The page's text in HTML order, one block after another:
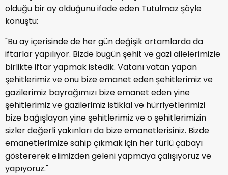
olduğu bir ay olduğunu ifade eden Tutulmaz şöyle
konuştu:
"Bu ay içerisinde de her gün değişik ortamlarda da
iftarlar yapılıyor. Bizde bugün şehit ve gazi ailelerimizle
birlikte iftar yapmak istedik. Vatanı vatan yapan
şehitlerimiz ve onu bize emanet eden şehitlerimiz ve
gazilerimiz bayrağımızı bize emanet eden yine
şehitlerimiz ve gazilerimiz istiklal ve hürriyetlerimizi
bize bağışlayan yine şehitlerimiz ve o şehitlerimizin
sizler değerli yakınları da bize emanetlerisiniz. Bizde
emanetlerimize sahip çıkmak için her türlü çabayı
göstererek elimizden geleni yapmaya çalışıyoruz ve
yapıyoruz."